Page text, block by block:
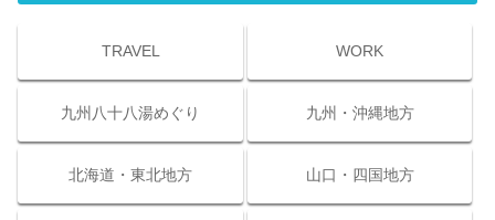
TRAVEL WORK
九州八十八湯めぐり 九州・沖縄地方
北海道・東北地方 山口・四国地方